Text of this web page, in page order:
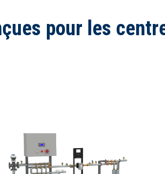
pour les